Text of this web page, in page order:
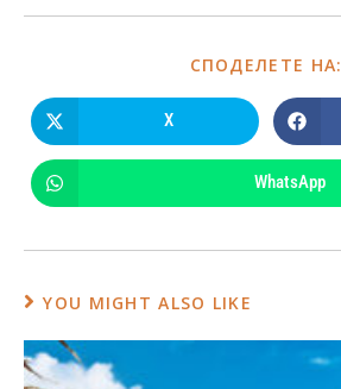
СПОДЕЛЕТЕ НА:
X
WhatsApp
YOU MIGHT ALSO LIKE